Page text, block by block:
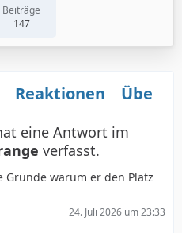
Beiträge
147
Reaktionen Über
eine Antwort im
verfasst.
Gründe warum er den Platz
24. Juli 2026 um 23:33